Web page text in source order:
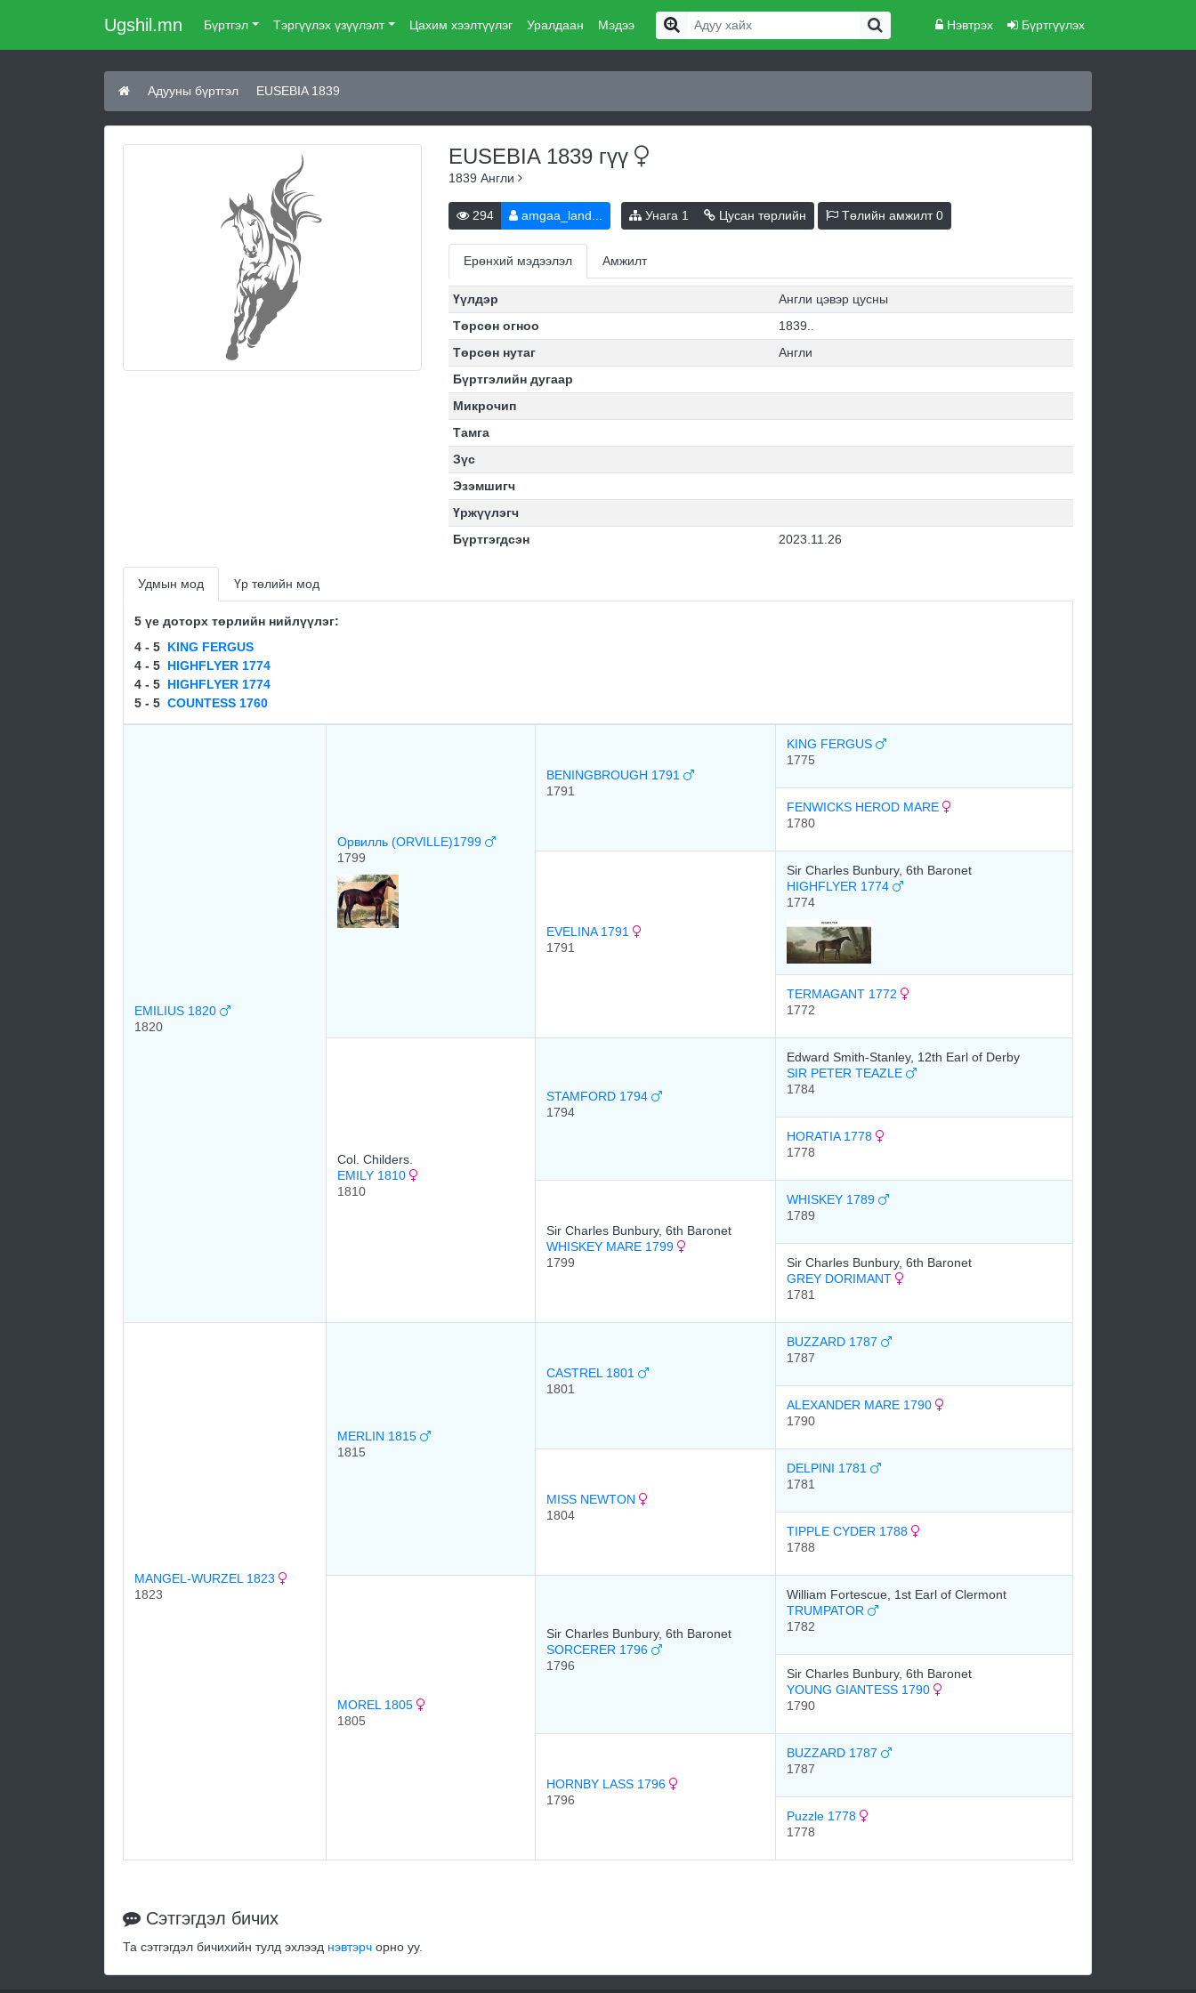
Ugshil.mn Бүртгэл Тэргүүлэх үзүүлэлт Цахим хээлтүүлэг Уралдаан Мэдээ Нэвтрэх Бүртгүүлэх
Адууны бүртгэл EUSEBIA 1839
EUSEBIA 1839 гүү
1839 Англи
294 amgaa_land... Унага 1 Цусан төрлийн Төлийн амжилт0
Ерөнхий мэдээлэл Амжилт
Үүлдэр
Англи цэвэр цусны
Төрсөн огноо
1839..
Төрсөн нутаг
Англи
Бүртгэлийн дугаар
Микрочип
Тамга
Зүс
Эзэмшигч
Үржүүлэгч
Бүртгэгдсэн
2023.11.26
Удмын мод Үр төлийн мод
5 үе доторх төрлийн нийлүүлэг:
4 - 5 KING FERGUS
4 - 5 HIGHFLYER 1774
4 - 5 HIGHFLYER 1774
5 - 5 COUNTESS 1760
EMILIUS 1820
1820
Орвилль (ORVILLE)1799
1799
BENINGBROUGH 1791
1791
KING FERGUS
1775
FENWICKS HEROD MARE
1780
EVELINA 1791
1791
Sir Charles Bunbury, 6th Baronet
HIGHFLYER 1774
1774
TERMAGANT 1772
1772
Col. Childers.
EMILY 1810
1810
STAMFORD 1794
1794
Edward Smith-Stanley, 12th Earl of Derby
SIR PETER TEAZLE
1784
HORATIA 1778
1778
Sir Charles Bunbury, 6th Baronet
WHISKEY MARE 1799
1799
WHISKEY 1789
1789
Sir Charles Bunbury, 6th Baronet
GREY DORIMANT
1781
MANGEL-WURZEL 1823
1823
MERLIN 1815
1815
CASTREL 1801
1801
BUZZARD 1787
1787
ALEXANDER MARE 1790
1790
MISS NEWTON
1804
DELPINI 1781
1781
TIPPLE CYDER 1788
1788
MOREL 1805
1805
Sir Charles Bunbury, 6th Baronet
SORCERER 1796
1796
William Fortescue, 1st Earl of Clermont
TRUMPATOR
1782
Sir Charles Bunbury, 6th Baronet
YOUNG GIANTESS 1790
1790
HORNBY LASS 1796
1796
BUZZARD 1787
1787
Puzzle 1778
1778
Сэтгэгдэл бичих
Та сэтгэгдэл бичихийн тулд эхлээд нэвтэрч орно уу.